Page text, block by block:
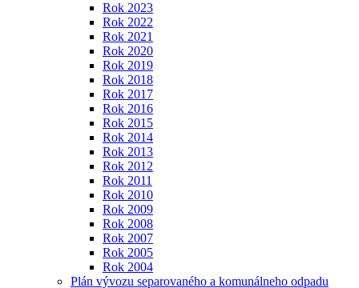
Rok 2023
Rok 2022
Rok 2021
Rok 2020
Rok 2019
Rok 2018
Rok 2017
Rok 2016
Rok 2015
Rok 2014
Rok 2013
Rok 2012
Rok 2011
Rok 2010
Rok 2009
Rok 2008
Rok 2007
Rok 2005
Rok 2004
Plán vývozu separovaného a komunálneho odpadu